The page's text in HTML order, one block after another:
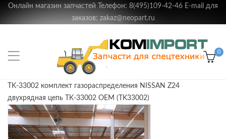
Онлайн магазин запчастей Телефон: 8(495)109-42-46 E-mail для
заказов: zakaz@neopart.ru
0
TK-33002 комплект газораспределения NISSAN Z24
двухрядная цепь TK-33002 OEM (TK33002)